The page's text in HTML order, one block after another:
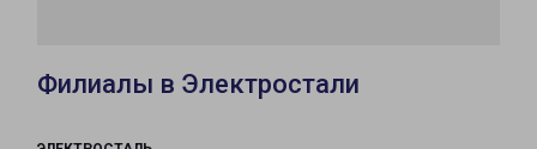
Филиалы в Электростали